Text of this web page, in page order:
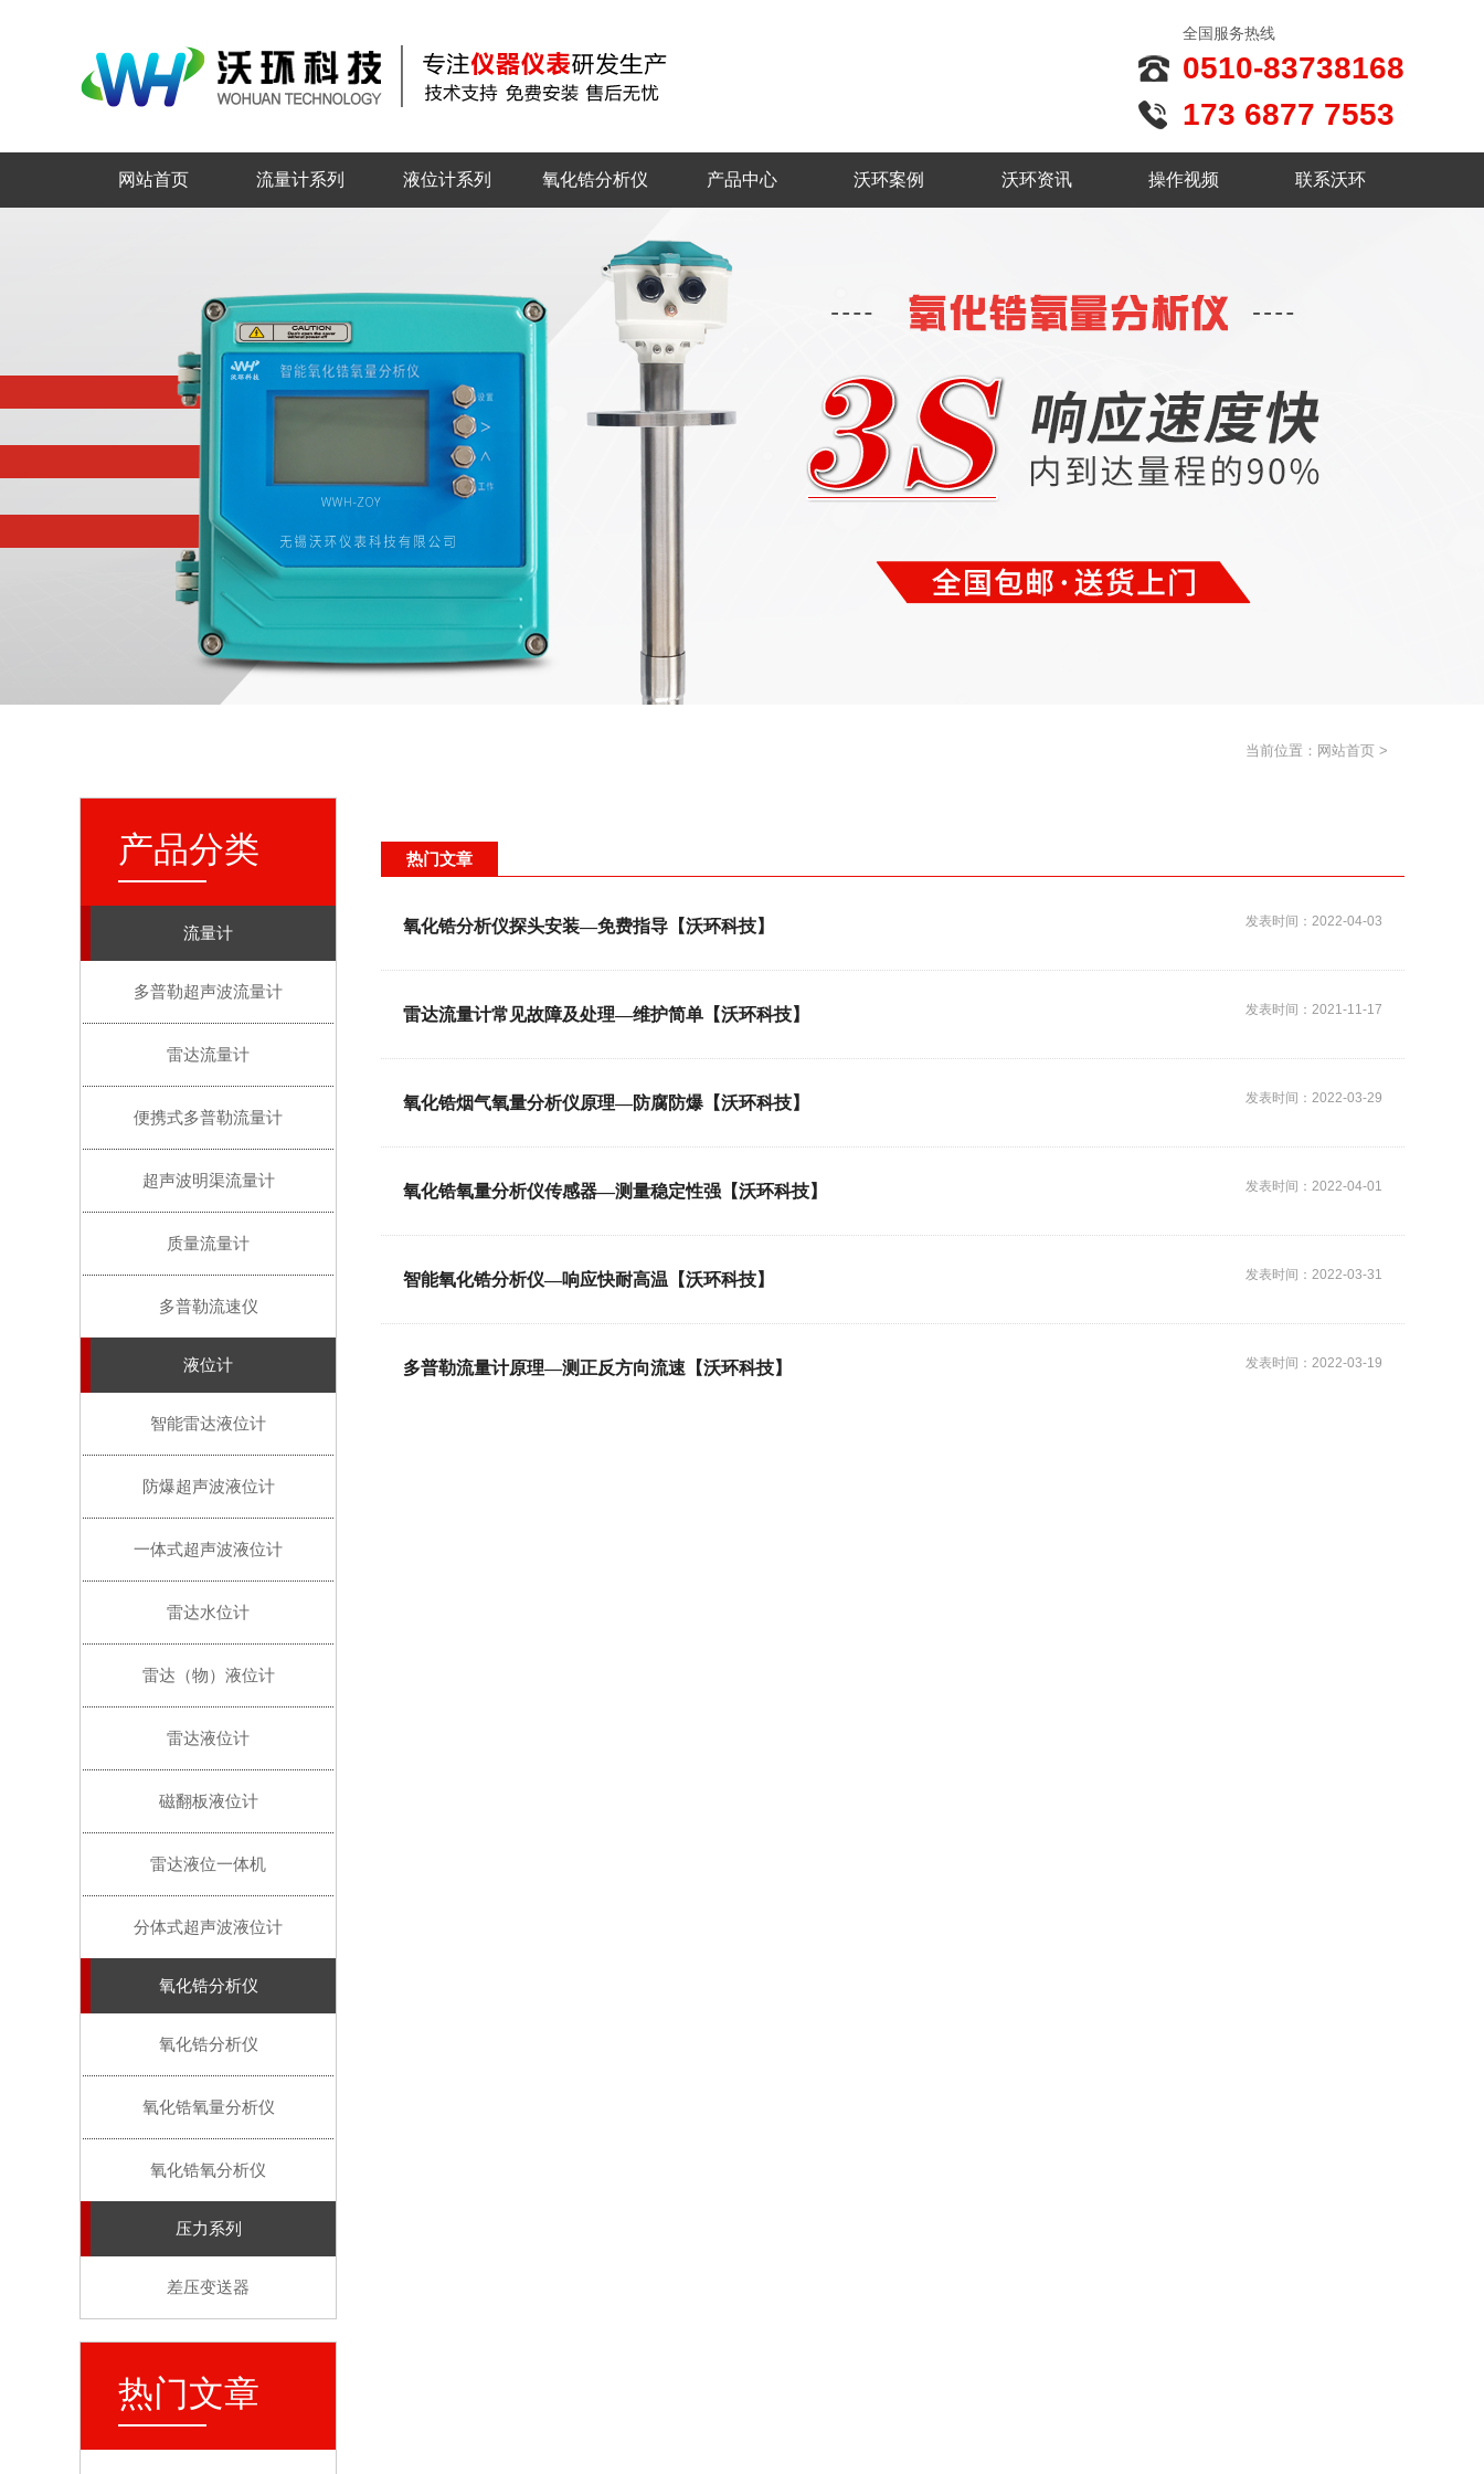
全国服务热线
0510-83738168
173 6877 7553
网站首页 流量计系列 液位计系列 氧化锆分析仪 产品中心 沃环案例 沃环资讯 操作视频 联系沃环
当前位置： 网站首页 >
产品分类
流量计
多普勒超声波流量计
雷达流量计
便携式多普勒流量计
超声波明渠流量计
质量流量计
多普勒流速仪
液位计
智能雷达液位计
防爆超声波液位计
一体式超声波液位计
雷达水位计
雷达（物）液位计
雷达液位计
磁翻板液位计
雷达液位一体机
分体式超声波液位计
氧化锆分析仪
氧化锆分析仪
氧化锆氧量分析仪
氧化锆氧分析仪
压力系列
差压变送器
热门文章
热门文章
氧化锆分析仪探头安装—免费指导【沃环科技】 发表时间：2022-04-03
雷达流量计常见故障及处理—维护简单【沃环科技】 发表时间：2021-11-17
氧化锆烟气氧量分析仪原理—防腐防爆【沃环科技】 发表时间：2022-03-29
氧化锆氧量分析仪传感器—测量稳定性强【沃环科技】 发表时间：2022-04-01
智能氧化锆分析仪—响应快耐高温【沃环科技】 发表时间：2022-03-31
多普勒流量计原理—测正反方向流速【沃环科技】 发表时间：2022-03-19